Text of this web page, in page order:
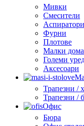
Мивки
Смесители
Аспиратори
Фурни
Плотове
Малки
Големи
Аксесоари
Трапезни /
Трапезни /
Офис
Бюра